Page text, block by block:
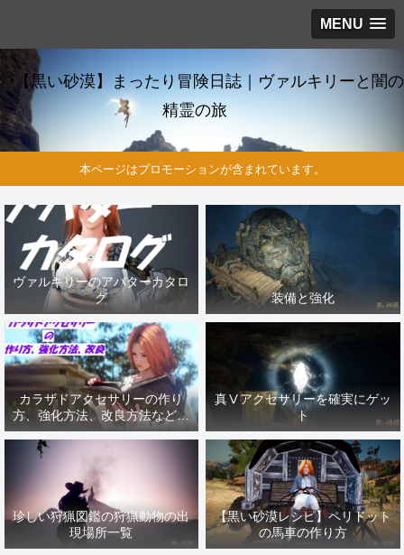
MENU
【黒い砂漠】まったり冒険日誌｜ヴァルキリーと闇の
精霊の旅
本ページはプロモーションが含まれています。
ヴァルキリーのアバターカタロ
グ
装備と強化
カラザドアクセサリーの作り
方、強化方法、改良方法などま
とめ【黒い砂漠冒険日誌１４１
真Ⅴアクセサリーを確実にゲッ
ト
珍しい狩猟図鑑の狩猟動物の出
現場所一覧
【黒い砂漠レシピ】ペリドット
の馬車の作り方